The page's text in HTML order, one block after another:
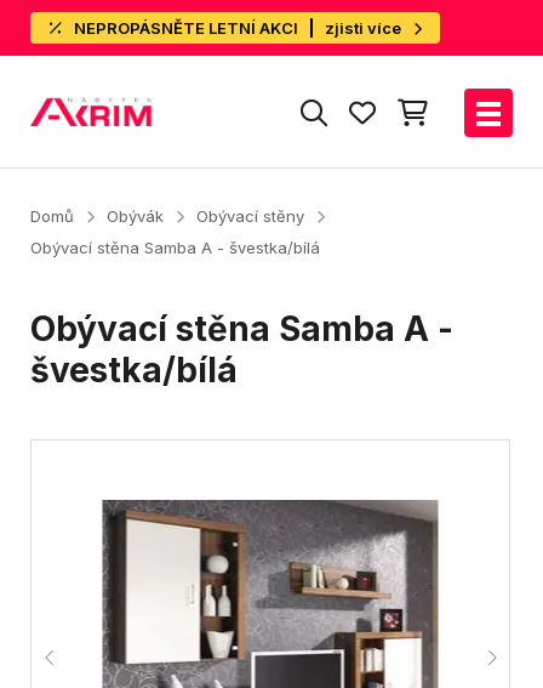
NEPROPÁSNĚTE LETNÍ AKCI zjisti více
Domů Obývák
Obývací stěny
Obývací stěna Samba A - švestka/bílá
Obývací stěna Samba A -
švestka/bílá